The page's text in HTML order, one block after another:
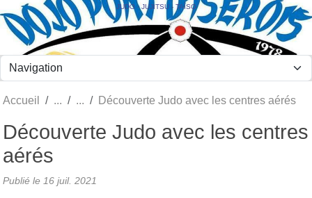
JUDO - JUJITSU - TAÏSO
Accueil Découverte Judo avec les centres aérés
Découverte Judo avec les centres
aérés
Publié le 16 juil. 2021
Panneau de gestion des cookies